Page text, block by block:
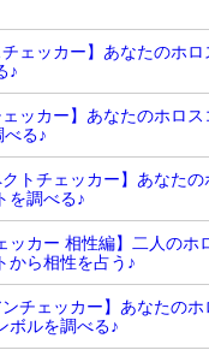
ェッカー】あなたのホ
♪
ッカー】あなたのホロ
る♪
トチェッカー】あなた
を調べる♪
ッカー 相性編】二人のホ
から相性を占う♪
チェッカー】あなたの
ボルを調べる♪